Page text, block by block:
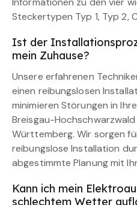
Steckertypen Typ 1, Typ 2,
Ist der
mein Zuhause?
Unsere erfahrenen
einen reibungslosen
minimieren Störungen in
Breisgau-
Württemberg. Wir sorgen
reibungslose Installation
abgestimmte Planung mit
Kann ich mein
schlechtem Wetter